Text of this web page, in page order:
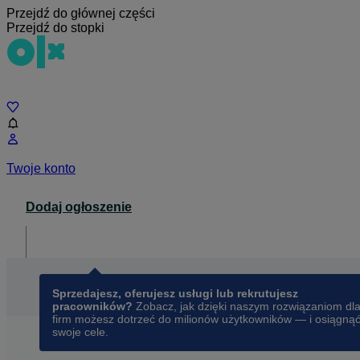
Przejdź do głównej części
Przejdź do stopki
Twoje konto
Dodaj ogłoszenie
Sprzedajesz, oferujesz usługi lub rekrutujesz
pracowników? Zobacz, jak dzięki naszym rozwiązaniom dla
firm możesz dotrzeć do milionów użytkowników — i osiągnąć
swoje cele.